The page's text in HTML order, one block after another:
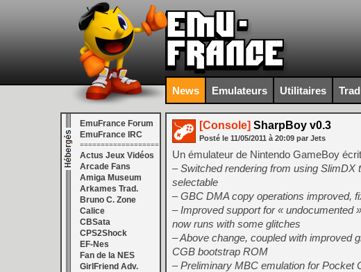
News Emulateurs Utilitaires
EmuFrance Forum
EmuFrance IRC
===================
Actus Jeux Vidéos
Arcade Fans
Amiga Museum
Arkames Trad.
Bruno C. Zone
Calice
CBSata
CPS2Shock
EF-Nes
Fan de la NES
GirlFriend Adv.
[Console] SharpBoy v0.3
Posté le 11/05/2011 à 20:09 par Jets
Un émulateur de Nintendo GameBoy
– Switched rendering from using SlimDX
selectable
– GBC DMA copy operations improved,
– Improved support for « undocumented
now runs with some glitches
– Above change, coupled with improved
CGB bootstrap ROM
– Preliminary MBC emulation for Pocket